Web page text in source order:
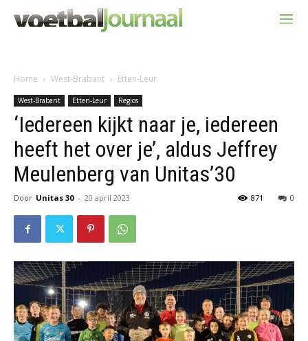
Home West-Brabant Etten-Leur
West-Brabant Etten-Leur Regios
‘Iedereen kijkt naar je, iedereen
heeft het over je’, aldus Jeffrey
Meulenberg van Unitas’30
Door Unitas 30 - 20 april 2023 0
871